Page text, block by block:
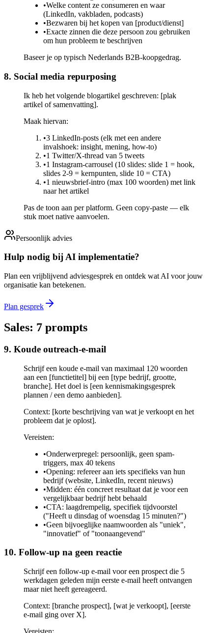
•Welke content ze consumeren en waar
(LinkedIn, vakbladen, podcasts)
•Bezwaren bij het kopen van [product/dienst]
•Exacte zinnen die deze persoon zou gebruiken
om hun probleem te beschrijven
Baseer je op typisch Nederlands B2B-koopgedrag.
8. Social media repurposing
Ik heb het volgende blogartikel geschreven: [plak
artikel of samenvatting].
Maak hiervan:
•3 LinkedIn-posts (elk met een andere
invalshoek: insight, mening, how-to)
•1 Twitter/X-thread van 5 tweets
•1 Instagram-carrousel (10 slides: slide 1 = hook,
slides 2-9 = kernpunten, slide 10 = CTA)
•1 nieuwsbrief-intro (max 100 woorden) met link
naar het artikel
Pas de toon aan per platform. Geen copy-paste — elk
stuk moet native aanvoelen.
Persoonlijk advies
Hulp nodig bij AI implementatie?
Plan een vrijblijvend adviesgesprek en ontdek wat AI voor jouw
organisatie kan betekenen.
Plan gesprek
Sales: 7 prompts
9. Koude outreach-e-mail
Schrijf een koude e-mail van maximaal 120 woorden
aan een [functietitel] bij een [type bedrijf, grootte,
branche]. Het doel is [een kennismakingsgesprek
plannen / een demo aanbieden].
Context: [korte beschrijving van wat je verkoopt en het
probleem dat je oplost].
Vereisten:
•Onderwerpregel: persoonlijk, geen spam-
triggers, max 40 tekens
•Opening: refereer aan iets specifieks van hun
bedrijf (website, LinkedIn, recent nieuws)
•Midden: één concreet resultaat dat je voor een
vergelijkbaar bedrijf hebt behaald
•CTA: laagdrempelig, specifiek tijdvoorstel
("Heeft u dinsdag of woensdag 15 minuten?")
•Geen bijvoeglijke naamwoorden als "uniek",
"innovatief" of "toonaangevend"
10. Follow-up na geen reactie
Schrijf een follow-up e-mail voor een prospect die 5
werkdagen geleden mijn eerste e-mail heeft ontvangen
maar niet heeft gereageerd.
Context: [branche prospect], [wat je verkoopt], [eerste
e-mail ging over X].